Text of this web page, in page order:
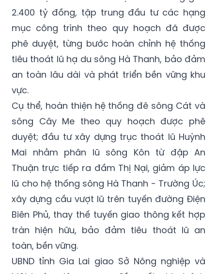
mục công trình theo quy hoạch đã được
phê duyệt, từng bước hoàn chỉnh hệ thống
tiêu thoát lũ hạ du sông Hà Thanh, bảo đảm
an toàn lâu dài và phát triển bền vững khu
vực.
Cụ thể, hoàn thiện hệ thống đê sông Cát và
sông Cây Me theo quy hoạch được phê
duyệt; đầu tư xây dựng trục thoát lũ Huỳnh
Mai nhằm phân lũ sông Kôn từ đập An
Thuận trực tiếp ra đầm Thị Nại, giảm áp lực
lũ cho hệ thống sông Hà Thanh - Trường Úc;
xây dựng cầu vượt lũ trên tuyến đường Điện
Biên Phủ, thay thế tuyến giao thông kết hợp
tràn hiện hữu, bảo đảm tiêu thoát lũ an
toàn, bền vững.
UBND tỉnh Gia Lai giao Sở Nông nghiệp và
Môi trường là cơ quan đầu mối, chịu trách
nhiệm chủ trì, phối hợp với các sở, ngành và